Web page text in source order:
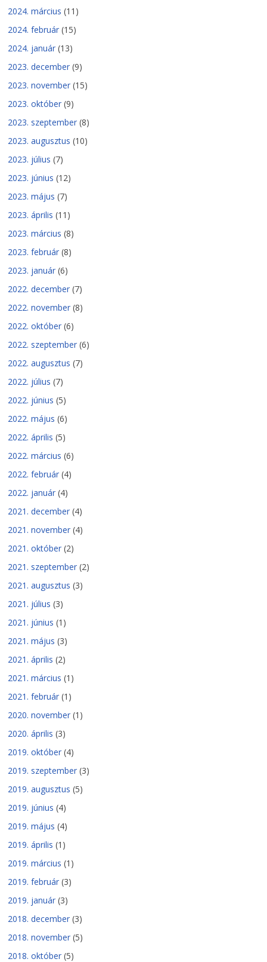
2024. március (11)
2024. február (15)
2024. január (13)
2023. december (9)
2023. november (15)
2023. október (9)
2023. szeptember (8)
2023. augusztus (10)
2023. július (7)
2023. június (12)
2023. május (7)
2023. április (11)
2023. március (8)
2023. február (8)
2023. január (6)
2022. december (7)
2022. november (8)
2022. október (6)
2022. szeptember (6)
2022. augusztus (7)
2022. július (7)
2022. június (5)
2022. május (6)
2022. április (5)
2022. március (6)
2022. február (4)
2022. január (4)
2021. december (4)
2021. november (4)
2021. október (2)
2021. szeptember (2)
2021. augusztus (3)
2021. július (3)
2021. június (1)
2021. május (3)
2021. április (2)
2021. március (1)
2021. február (1)
2020. november (1)
2020. április (3)
2019. október (4)
2019. szeptember (3)
2019. augusztus (5)
2019. június (4)
2019. május (4)
2019. április (1)
2019. március (1)
2019. február (3)
2019. január (3)
2018. december (3)
2018. november (5)
2018. október (5)